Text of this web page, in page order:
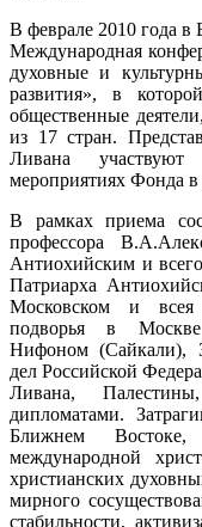
В феврале 2010 года
Международная
духовные и
развития», в
общественные
из 17 стран.
Ливана
мероприятиях Фонда в
В рамках приема
профессора
Антиохийским и
Патриарха
Московском и всея
подворья в
Нифоном (Сайкали),
дел Российской
Ливана,
дипломатами.
Ближнем
международной
христианских
мирного
стабильности,